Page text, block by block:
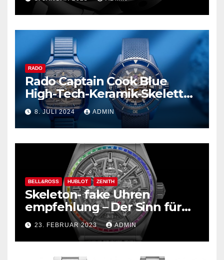
RADO
Rado Captain Cook Blue
High-Tech-Keramik-Skelett
und mehr
8. JULI 2024 ADMIN
BELL&ROSS HUBLOT ZENITH
Skeleton- fake Uhren
empfehlung – Der Sinn für
Design ist überwältigend!
23. FEBRUAR 2023 ADMIN